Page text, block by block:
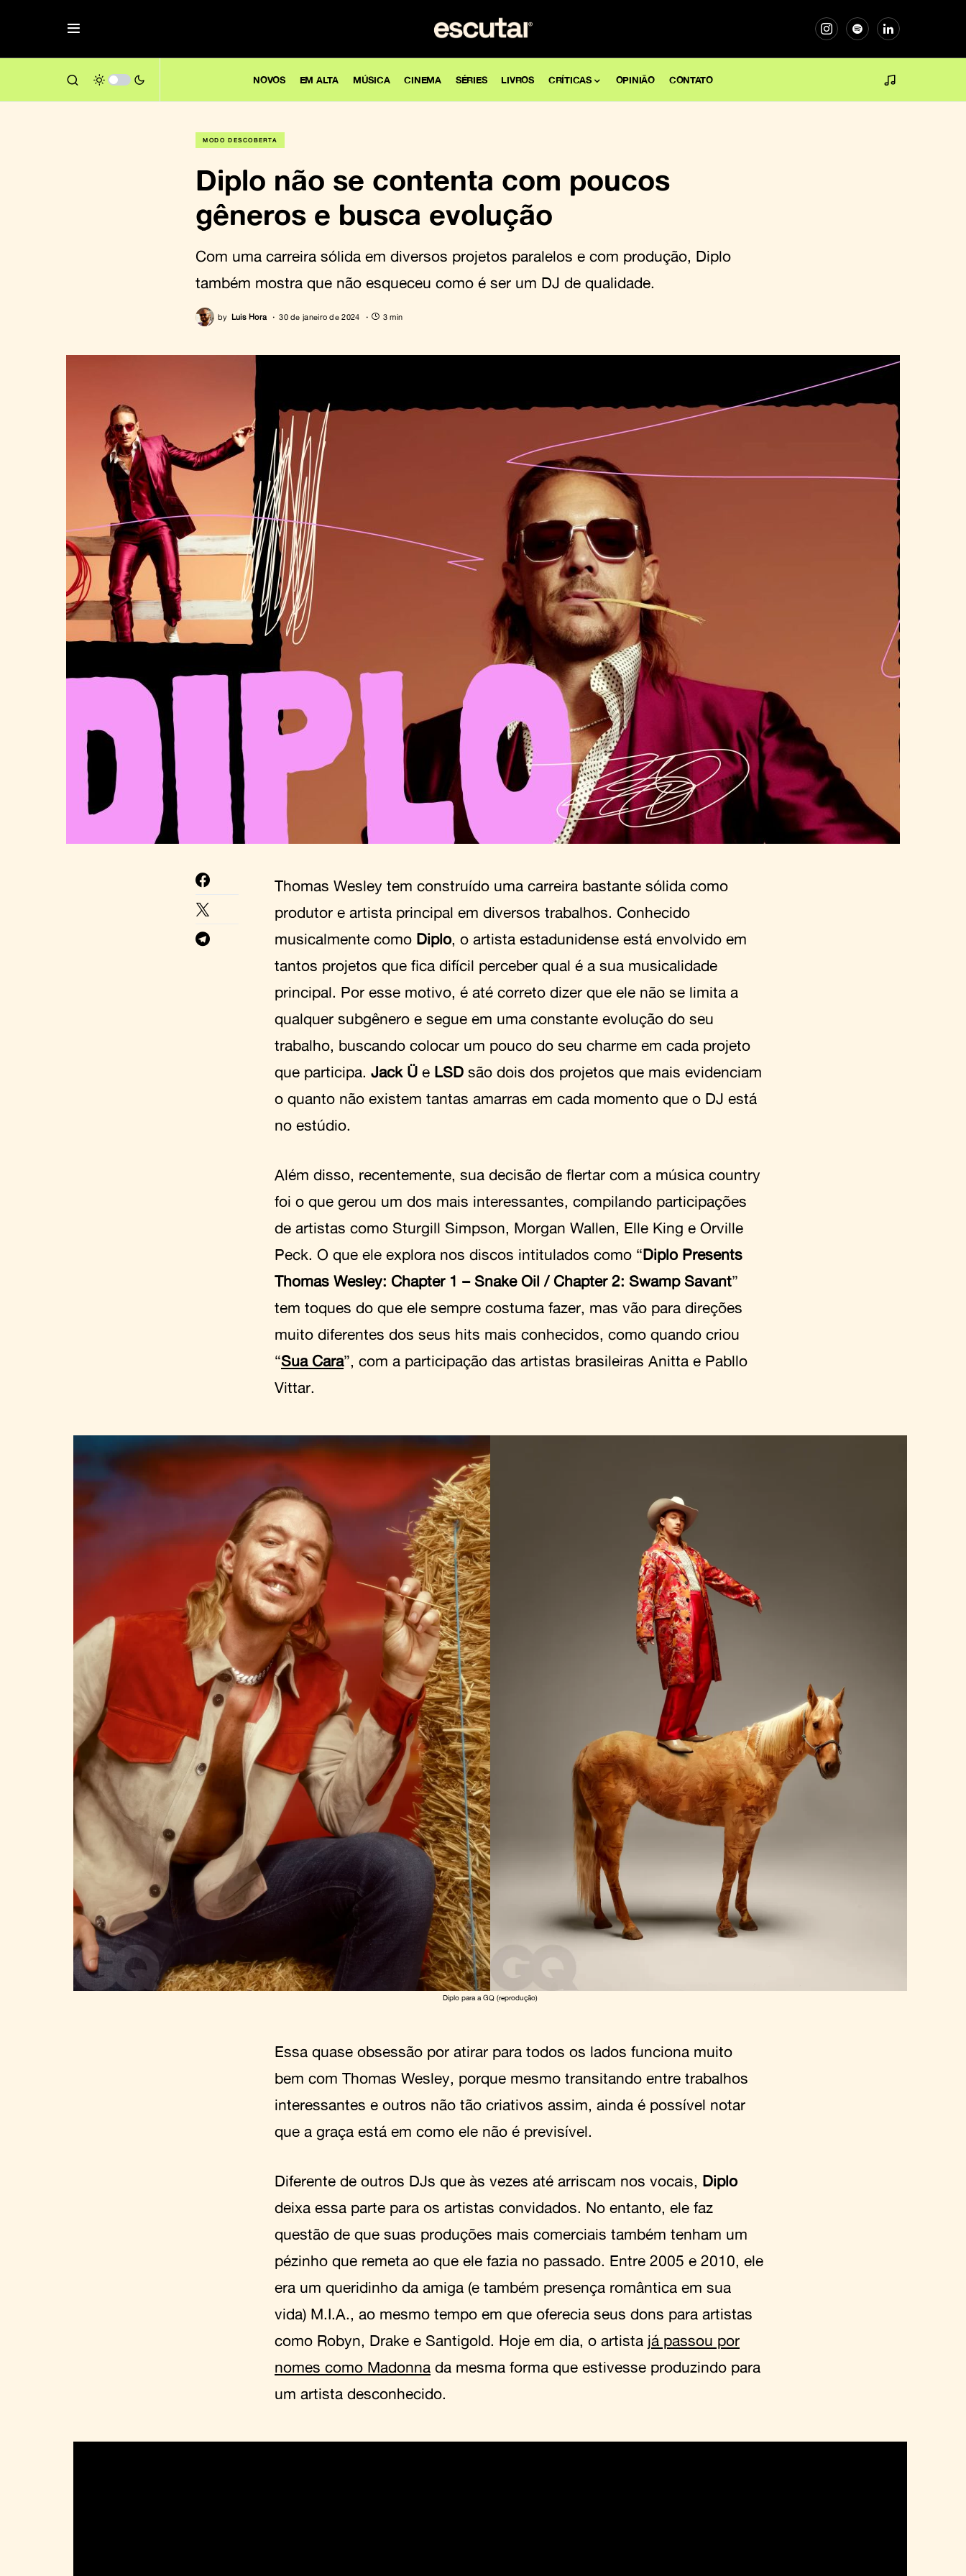
NOVOS EM ALTA MÚSICA CINEMA SÉRIES LIVROS CRÍTICAS OPINIÃO CONTATO
MODO DESCOBERTA
Diplo não se contenta com poucos
gêneros e busca evolução
Com uma carreira sólida em diversos projetos paralelos e com produção, Diplo
também mostra que não esqueceu como é ser um DJ de qualidade.
by Luis Hora 30 de janeiro de 2024 3 min
Thomas Wesley tem construído uma carreira bastante sólida como
produtor e artista principal em diversos trabalhos. Conhecido
musicalmente como Diplo, o artista estadunidense está envolvido em
tantos projetos que fica difícil perceber qual é a sua musicalidade
principal. Por esse motivo, é até correto dizer que ele não se limita a
qualquer subgênero e segue em uma constante evolução do seu
trabalho, buscando colocar um pouco do seu charme em cada projeto
que participa. Jack Ü e LSD são dois dos projetos que mais evidenciam
o quanto não existem tantas amarras em cada momento que o DJ está
no estúdio.
Além disso, recentemente, sua decisão de flertar com a música country
foi o que gerou um dos mais interessantes, compilando participações
de artistas como Sturgill Simpson, Morgan Wallen, Elle King e Orville
Peck. O que ele explora nos discos intitulados como “Diplo Presents
Thomas Wesley: Chapter 1 – Snake Oil / Chapter 2: Swamp Savant”
tem toques do que ele sempre costuma fazer, mas vão para direções
muito diferentes dos seus hits mais conhecidos, como quando criou
“Sua Cara”, com a participação das artistas brasileiras Anitta e Pabllo
Vittar.
Diplo para a GQ (reprodução)
Essa quase obsessão por atirar para todos os lados funciona muito
bem com Thomas Wesley, porque mesmo transitando entre trabalhos
interessantes e outros não tão criativos assim, ainda é possível notar
que a graça está em como ele não é previsível.
Diferente de outros DJs que às vezes até arriscam nos vocais, Diplo
deixa essa parte para os artistas convidados. No entanto, ele faz
questão de que suas produções mais comerciais também tenham um
pézinho que remeta ao que ele fazia no passado. Entre 2005 e 2010, ele
era um queridinho da amiga (e também presença romântica em sua
vida) M.I.A., ao mesmo tempo em que oferecia seus dons para artistas
como Robyn, Drake e Santigold. Hoje em dia, o artista já passou por
nomes como Madonna da mesma forma que estivesse produzindo para
um artista desconhecido.